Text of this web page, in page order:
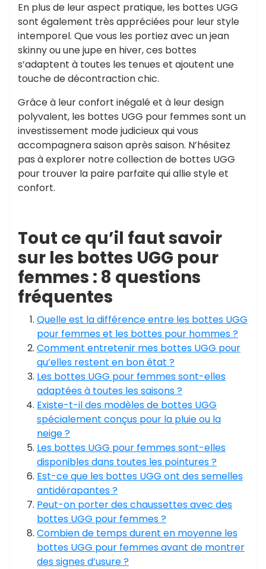
En plus de leur aspect pratique, les bottes UGG
sont également très appréciées pour leur style
intemporel. Que vous les portiez avec un jean
skinny ou une jupe en hiver, ces bottes
s’adaptent à toutes les tenues et ajoutent une
touche de décontraction chic.
Grâce à leur confort inégalé et à leur design
polyvalent, les bottes UGG pour femmes sont un
investissement mode judicieux qui vous
accompagnera saison après saison. N’hésitez
pas à explorer notre collection de bottes UGG
pour trouver la paire parfaite qui allie style et
confort.
Tout ce qu’il faut savoir
sur les bottes UGG pour
femmes : 8 questions
fréquentes
Quelle est la différence entre les bottes UGG
pour femmes et les bottes pour hommes ?
Comment entretenir mes bottes UGG pour
qu’elles restent en bon état ?
Les bottes UGG pour femmes sont-elles
adaptées à toutes les saisons ?
Existe-t-il des modèles de bottes UGG
spécialement conçus pour la pluie ou la
neige ?
Les bottes UGG pour femmes sont-elles
disponibles dans toutes les pointures ?
Est-ce que les bottes UGG ont des semelles
antidérapantes ?
Peut-on porter des chaussettes avec des
bottes UGG pour femmes ?
Combien de temps durent en moyenne les
bottes UGG pour femmes avant de montrer
des signes d’usure ?